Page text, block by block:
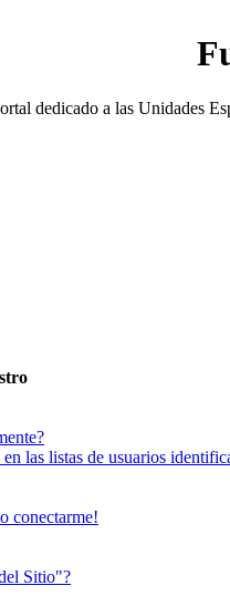
dedicado a las Unidades
las listas de usuarios
conectarme!
Sitio"?